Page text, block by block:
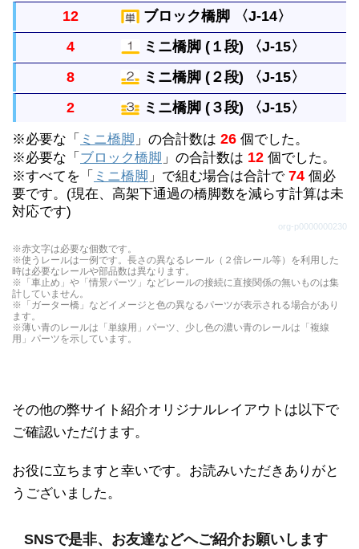
す。ブロック橋脚１個の高さに上げるには４本必要
です。
曲線レールと同じ長さで１本ずつ坂を作るレールで
す。ブロック橋脚１個の高さに上げるには４本必要
12 ブロック橋脚 〈J-14〉
単線の高架をつくるときにレールをささえます。上
に何段も重ねることができます。
4 ミニ橋脚 (１段) 〈J-15〉
坂曲線レールの下において使います。４個重ねると
ブロック橋脚の代わりになります。（重ねた個数別
で表示しています。）
8 ミニ橋脚 (２段) 〈J-15〉
ブロック橋脚の代わりになります。（重ねた個数別
で表示しています。）
2 ミニ橋脚 (３段) 〈J-15〉
坂曲線レールの下において使います。４個重ねると
ブロック橋脚の代わりになります。（重ねた個数別
で表示しています。）
※必要な「 ミニ橋脚 」の合計数は 26 個でした。
※必要な「 ブロック橋脚 」の合計数は 12 個でした。
※すべてを「 ミニ橋脚 」で組む場合は合計で 74 個必
要です。(現在、高架下通過の橋脚数を減らす計算は未
対応です)
org-p0000000230
※赤文字は必要な個数です。
※使うレールは一例です。長さの異なるレール（２倍レール等）を利用した
時は必要なレールや部品数は異なります。
※「車止め」や「情景パーツ」などレールの接続に直接関係の無いものは集
計していません。
※「ガーター橋」などイメージと色の異なるパーツが表示される場合があり
ます。
※薄い青のレールは「単線用」パーツ、少し色の濃い青のレールは「複線
用」パーツを示しています。
その他の弊サイト紹介オリジナルレイアウトは以下で
ご確認いただけます。
お役に立ちますと幸いです。お読みいただきありがと
うございました。
SNSで是非、お友達などへご紹介お願いします